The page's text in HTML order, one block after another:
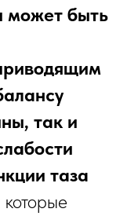
может быть
так и
таза
которые